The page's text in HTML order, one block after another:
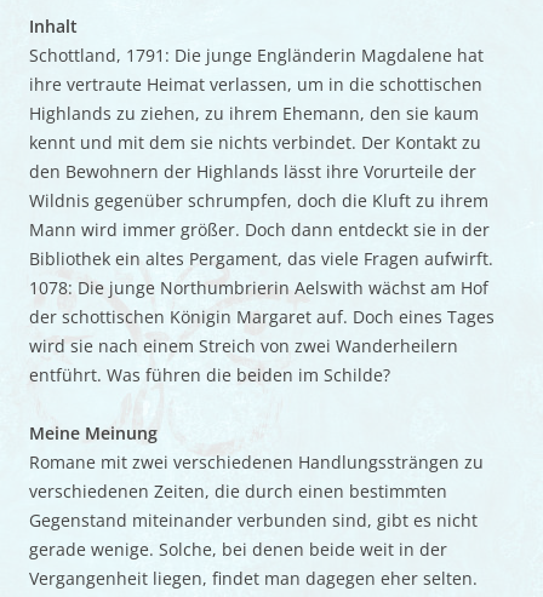
Inhalt
Schottland, 1791: Die junge Engländerin Magdalene hat
ihre vertraute Heimat verlassen, um in die schottischen
Highlands zu ziehen, zu ihrem Ehemann, den sie kaum
kennt und mit dem sie nichts verbindet. Der Kontakt zu
den Bewohnern der Highlands lässt ihre Vorurteile der
Wildnis gegenüber schrumpfen, doch die Kluft zu ihrem
Mann wird immer größer. Doch dann entdeckt sie in der
Bibliothek ein altes Pergament, das viele Fragen aufwirft.
1078: Die junge Northumbrierin Aelswith wächst am Hof
der schottischen Königin Margaret auf. Doch eines Tages
wird sie nach einem Streich von zwei Wanderheilern
entführt. Was führen die beiden im Schilde?
Meine Meinung
Romane mit zwei verschiedenen Handlungssträngen zu
verschiedenen Zeiten, die durch einen bestimmten
Gegenstand miteinander verbunden sind, gibt es nicht
gerade wenige. Solche, bei denen beide weit in der
Vergangenheit liegen, findet man dagegen eher selten.